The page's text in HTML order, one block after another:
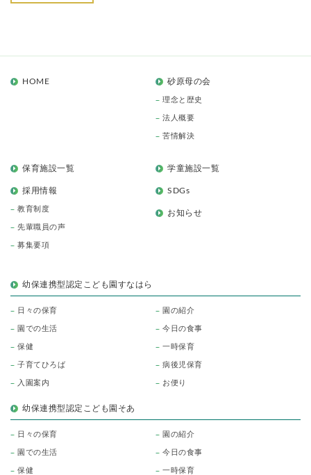
HOME 砂原母の会
理念と歴史
法人概要
苦情解決
保育施設一覧 学童施設一覧
採用情報
教育制度
先輩職員の声
募集要項
SDGs
お知らせ
幼保連携型認定こども園すなはら
日々の保育 園の紹介
園での生活 今日の食事
保健 一時保育
子育てひろば 病後児保育
入園案内 お便り
幼保連携型認定こども園そあ
日々の保育 園の紹介
園での生活 今日の食事
保健 一時保育